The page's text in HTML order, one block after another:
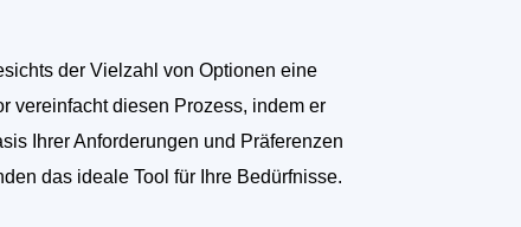
der Vielzahl von Optionen eine
vereinfacht diesen Prozess, indem er
Ihrer Anforderungen und Präferenzen
das ideale Tool für Ihre Bedürfnisse.